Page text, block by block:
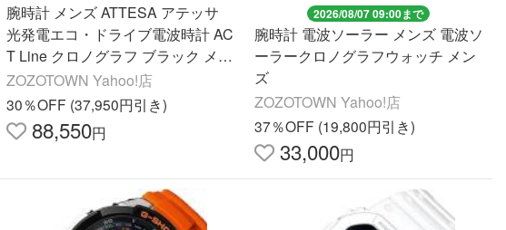
腕時計 メンズ ATTESA アテッサ
光発電エコ・ドライブ電波時計 AC
T Line クロノグラフ ブラック メン
ズ
ZOZOTOWN Yahoo!店
30％OFF (37,950円引き)
88,550円
2026/08/07 09:00まで
腕時計 電波ソーラー メンズ 電波ソ
ーラークロノグラフウォッチ メン
ズ
ZOZOTOWN Yahoo!店
37％OFF (19,800円引き)
33,000円